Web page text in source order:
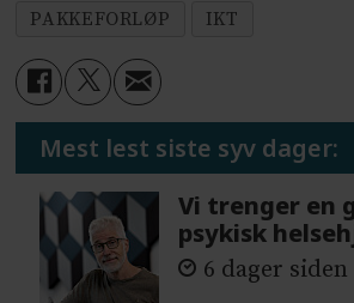
PAKKEFORLØP
IKT
Mest lest siste syv dager:
Vi trenger en
psykisk
6 dager siden